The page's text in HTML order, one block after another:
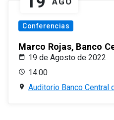
Conferencias
Marco Rojas, Banco
19 de Agosto de 2022
14:00
Auditorio Banco Central